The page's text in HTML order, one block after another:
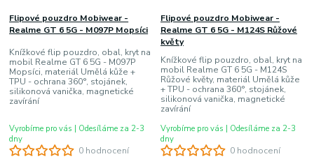
0 hodnocení
Flipové pouzdro Mobiwear -
Realme GT 6 5G - M097P Mopsíci
Knížkové flip pouzdro, obal, kryt na
mobil Realme GT 6 5G - M097P
Mopsíci, materiál Umělá kůže +
TPU - ochrana 360°, stojánek,
silikonová vanička, magnetické
zavírání
Vyrobíme pro vás | Odesíláme za 2-3
dny
0 hodnocení
Flipové pouzdro Mobiwear -
Realme GT 6 5G - M124S Růžové
květy
Knížkové flip pouzdro, obal, kryt na
mobil Realme GT 6 5G - M124S
Růžové květy, materiál Umělá kůže
+ TPU - ochrana 360°, stojánek,
silikonová vanička, magnetické
zavírání
Vyrobíme pro vás | Odesíláme za 2-3
dny